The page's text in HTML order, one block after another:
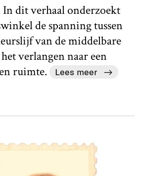
In dit verhaal onderzoekt
de spanning tussen
van de middelbare
verlangen naar een
ruimte.
Lees meer